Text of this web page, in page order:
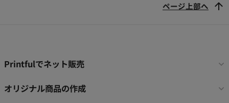
ページ上部へ
フ
タ
Printfulでネット販売
オリジナル商品の作成